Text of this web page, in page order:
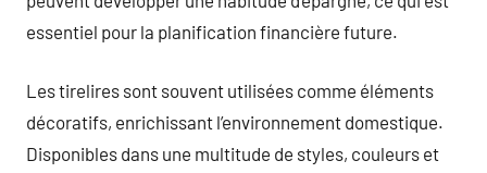
essentiel pour la planification financière future.
Les tirelires sont souvent utilisées comme éléments
décoratifs, enrichissant l’environnement domestique.
Disponibles dans une multitude de styles, couleurs et